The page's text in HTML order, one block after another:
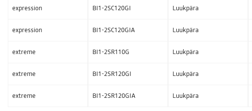
expression BI1-2SC120GI Luukpära
expression BI1-2SC120GIA Luukpära
extreme BI1-2SR110G Luukpära
extreme BI1-2SR120GI Luukpära
extreme BI1-2SR120GIA Luukpära